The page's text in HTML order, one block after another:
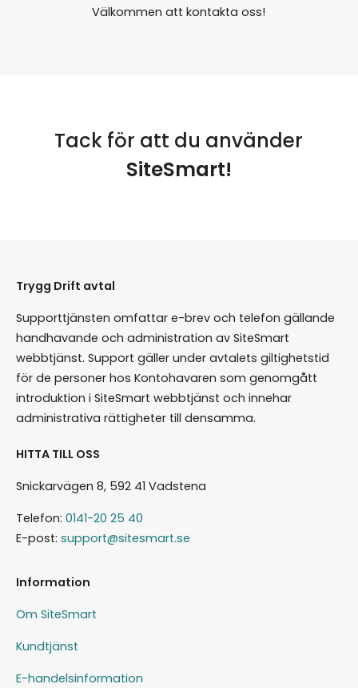
Välkommen att kontakta oss!
Tack för att du använder
SiteSmart!
Trygg Drift avtal
Supporttjänsten omfattar e-brev och telefon gällande
handhavande och administration av SiteSmart
webbtjänst. Support gäller under avtalets giltighetstid
för de personer hos Kontohavaren som genomgått
introduktion i SiteSmart webbtjänst och innehar
administrativa rättigheter till densamma.
HITTA TILL OSS
Snickarvägen 8, 592 41 Vadstena
Telefon: 0141-20 25 40
E-post: support@sitesmart.se
Information
Om SiteSmart
Kundtjänst
E-handelsinformation